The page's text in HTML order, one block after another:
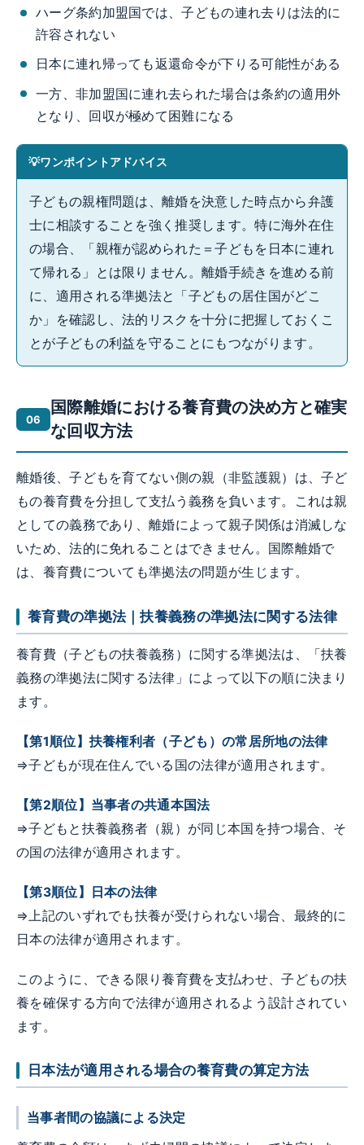
ハーグ条約加盟国では、子どもの連れ去りは法的に
許容されない
日本に連れ帰っても返還命令が下りる可能性がある
一方、非加盟国に連れ去られた場合は条約の適用外
となり、回収が極めて困難になる
ワンポイントアドバイス
子どもの親権問題は、離婚を決意した時点から弁護
士に相談することを強く推奨します。特に海外在住
の場合、「親権が認められた＝子どもを日本に連れ
て帰れる」とは限りません。離婚手続きを進める前
に、適用される準拠法と「子どもの居住国がどこ
か」を確認し、法的リスクを十分に把握しておくこ
とが子どもの利益を守ることにもつながります。
国際離婚における養育費の決め方と確実
な回収方法
離婚後、子どもを育てない側の親（非監護親）は、子ど
もの養育費を分担して支払う義務を負います。これは親
としての義務であり、離婚によって親子関係は消滅しな
いため、法的に免れることはできません。国際離婚で
は、養育費についても準拠法の問題が生じます。
養育費の準拠法｜扶養義務の準拠法に関する法律
養育費（子どもの扶養義務）に関する準拠法は、「扶養
義務の準拠法に関する法律」によって以下の順に決まり
ます。
【第1順位】扶養権利者（子ども）の常居所地の法律
⇒子どもが現在住んでいる国の法律が適用されます。
【第2順位】当事者の共通本国法
⇒子どもと扶養義務者（親）が同じ本国を持つ場合、そ
の国の法律が適用されます。
【第3順位】日本の法律
⇒上記のいずれでも扶養が受けられない場合、最終的に
日本の法律が適用されます。
このように、できる限り養育費を支払わせ、子どもの扶
養を確保する方向で法律が適用されるよう設計されてい
ます。
日本法が適用される場合の養育費の算定方法
当事者間の協議による決定